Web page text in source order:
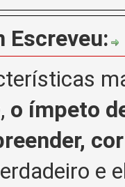
Escreveu:
o ímpeto
e